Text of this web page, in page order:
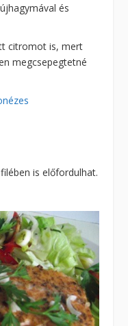
és
citromot is, mert
megcsepegtetné
is előfordulhat.